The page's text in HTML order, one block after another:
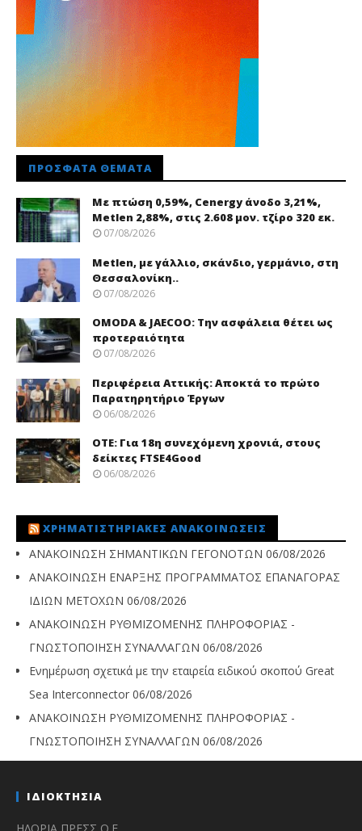
ΠΡΌΣΦΑΤΑ ΘΈΜΑΤΑ
Με πτώση 0,59%, Cenergy άνοδο 3,21%,
Metlen 2,88%, στις 2.608 μον. τζίρο 320 εκ.
07/08/2026
Metlen, με γάλλιο, σκάνδιο, γερμάνιο, στη
Θεσσαλονίκη..
07/08/2026
OMODA & JAECOO: Την ασφάλεια θέτει ως
προτεραιότητα
07/08/2026
Περιφέρεια Αττικής: Αποκτά το πρώτο
Παρατηρητήριο Έργων
06/08/2026
ΟΤΕ: Για 18η συνεχόμενη χρονιά, στους
δείκτες FTSE4Good
06/08/2026
ΧΡΗΜΑΤΙΣΤΗΡΙΑΚΈΣ ΑΝΑΚΟΙΝΏΣΕΙΣ
ΑΝΑΚΟΙΝΩΣΗ ΣΗΜΑΝΤΙΚΩΝ ΓΕΓΟΝΟΤΩΝ 06/08/2026
ΑΝΑΚΟΙΝΩΣΗ ΕΝΑΡΞΗΣ ΠΡΟΓΡΑΜΜΑΤΟΣ ΕΠΑΝΑΓΟΡΑΣ
ΙΔΙΩΝ ΜΕΤΟΧΩΝ 06/08/2026
ΑΝΑΚΟΙΝΩΣΗ ΡΥΘΜΙΖΟΜΕΝΗΣ ΠΛΗΡΟΦΟΡΙΑΣ -
ΓΝΩΣΤΟΠΟΙΗΣΗ ΣΥΝΑΛΛΑΓΩΝ 06/08/2026
Ενημέρωση σχετικά με την εταιρεία ειδικού σκοπού Great
Sea Interconnector 06/08/2026
ΑΝΑΚΟΙΝΩΣΗ ΡΥΘΜΙΖΟΜΕΝΗΣ ΠΛΗΡΟΦΟΡΙΑΣ -
ΓΝΩΣΤΟΠΟΙΗΣΗ ΣΥΝΑΛΛΑΓΩΝ 06/08/2026
ΙΔΙΟΚΤΗΣΙΑ